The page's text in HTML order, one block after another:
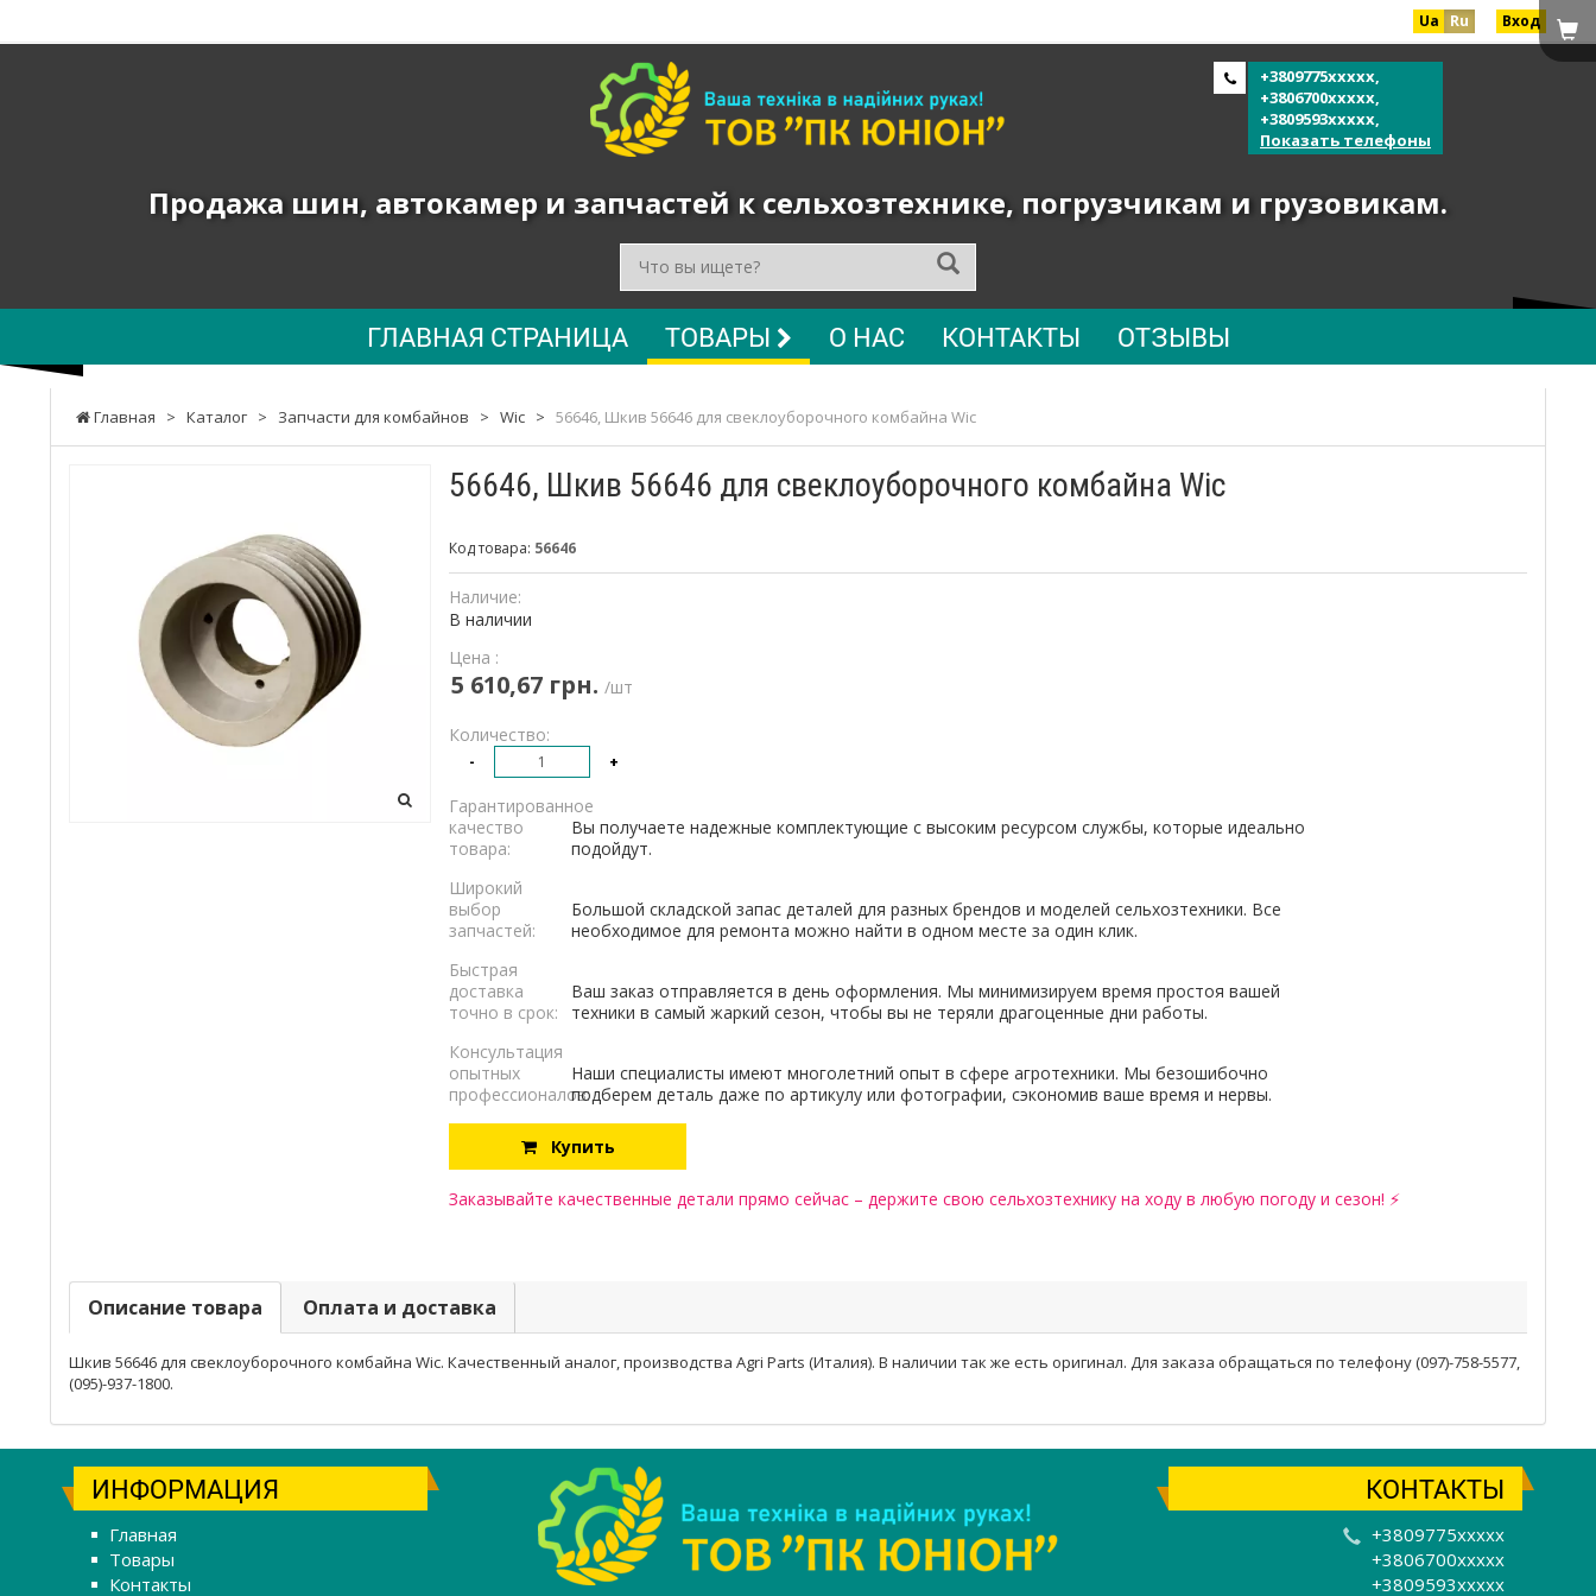
Ua Ru Вход
автокамер
и
запчастей
грузовикам.
+3809775xxxxx,
+3806700xxxxx,
+3809593xxxxx,
Показать телефоны
Продажа шин, автокамер и запчастей к сельхозтехнике, погрузчикам и грузовикам.
ГЛАВНАЯ СТРАНИЦА ТОВАРЫ О НАС КОНТАКТЫ ОТЗЫВЫ
Главная > Каталог > Запчасти для комбайнов > Wic > 56646, Шкив 56646 для свеклоуборочного комбайна Wic
56646, Шкив 56646 для свеклоуборочного комбайна Wic
Код товара: 56646
Наличие:
В наличии
Цена :
5 610,67 грн. /шт
Количество:
- +
Гарантированное
качество
товара:
Вы получаете надежные комплектующие с высоким ресурсом службы, которые идеально
подойдут.
Широкий
выбор
запчастей:
Большой складской запас деталей для разных брендов и моделей сельхозтехники. Все
необходимое для ремонта можно найти в одном месте за один клик.
Быстрая
доставка
точно в срок:
Ваш заказ отправляется в день оформления. Мы минимизируем время простоя вашей
техники в самый жаркий сезон, чтобы вы не теряли драгоценные дни работы.
Консультация
опытных
профессионалов:
Наши специалисты имеют многолетний опыт в сфере агротехники. Мы безошибочно
подберем деталь даже по артикулу или фотографии, сэкономив ваше время и нервы.
Купить
Заказывайте качественные детали прямо сейчас – держите свою сельхозтехнику на ходу в любую погоду и сезон! ⚡
Описание товара Оплата и доставка
Шкив 56646 для свеклоуборочного комбайна Wic. Качественный аналог, производства Agri Parts (Италия). В наличии так же есть оригинал. Для заказа обращаться по телефону (097)-758-5577,
(095)-937-1800.
ИНФОРМАЦИЯ
Главная
Товары
Контакты
КОНТАКТЫ
+3809775xxxxx
+3806700xxxxx
+3809593xxxxx